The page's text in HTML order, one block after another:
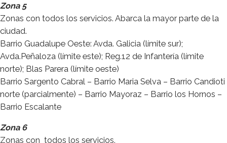
Zona 5
Zonas con todos los servicios. Abarca la mayor parte de la
ciudad.
Barrio Guadalupe Oeste: Avda. Galicia (límite sur);
Avda.Peñaloza (límite este); Reg.12 de Infantería (límite
norte); Blas Parera (límite oeste)
Barrio Sargento Cabral – Barrio Maria Selva – Barrio Candioti
norte (parcialmente) – Barrio Mayoraz – Barrio los Hornos –
Barrio Escalante
Zona 6
Zonas con todos los servicios.